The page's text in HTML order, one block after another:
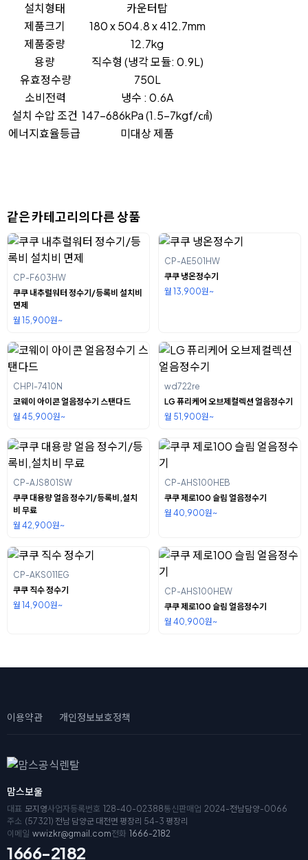
설치형태
카운터탑
제품크기
180 x 504.8 x 412.7mm
제품중량
12.7kg
용량
직수형 (냉각 모듈: 0.9L)
유효정수량
750L
소비전력
냉수 : 0.6A
설치 수압 조건 147-686kPa (1.5-7kgf/㎠)
에너지효율등급
미대상 제품
같은 카테고리의 다른 상품
CP-F603HW
쿠쿠 내추럴워터 정수기/등록비 설치비
면제
월 15,900원~
CP-AE501HW
쿠쿠 냉온정수기
월 13,900원~
CHPI-7410N
코웨이 아이콘 얼음정수기 스탠다드
월 45,900원~
wd722re
LG 퓨리케어 오브제컬렉션 얼음정수기
월 51,900원~
CP-AJS801SW
쿠쿠 대용량 얼음 정수기/등록비,설치
비 무료
월 42,900원~
CP-AHS100HEB
쿠쿠 제로100 슬림 얼음정수기
월 40,900원~
CP-AKS011EG
쿠쿠 직수 정수기
월 14,900원~
CP-AHS100HEW
쿠쿠 제로100 슬림 얼음정수기
월 40,900원~
이용약관 개인정보보호정책
맘스보울
대표 모지영사업자등록번호 128-40-02388통신판매업 2024-전남담양-0066
주소 (57321) 전남 담양군 대전면 평장리 54-3 평장리
이메일 wwizkr@gmail.com전화 1666-2182
1666-2182